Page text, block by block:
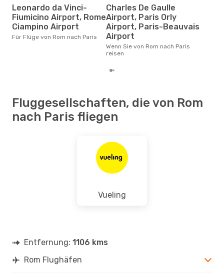
Leonardo da Vinci-
Fiumicino Airport, Rome
Ciampino Airport
Für Flüge von Rom nach Paris
Charles De Gaulle
Airport, Paris Orly
Airport, Paris-Beauvais
Airport
Wenn Sie von Rom nach Paris
reisen
Fluggesellschaften, die von Rom
nach Paris fliegen
Vueling
Entfernung: 1106 kms
Rom Flughäfen